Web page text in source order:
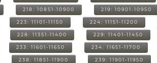
218: 10851-10900 219: 10901-10950
223: 11101-11150 224: 11151-11200
228: 11351-11400 229: 11401-11450
233: 11601-11650 234: 11651-11700
238: 11851-11900 239: 11901-11950